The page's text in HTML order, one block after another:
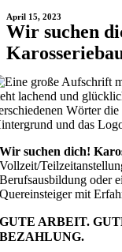
April 15, 2023
Wir suchen
Wir suchen dich!
Vollzeit/
Berufsausbildung oder
Quereinsteiger mit
GUTE ARBEIT.
BEZAHLUNG.